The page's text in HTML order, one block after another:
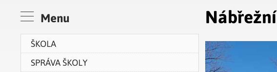
Menu
ŠKOLA
SPRÁVA ŠKOLY
Nábřežní